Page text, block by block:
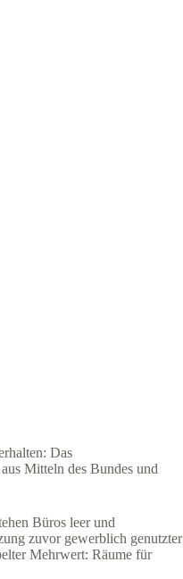
Das
Mitteln des Bundes und
Büros leer und
zuvor gewerblich genutzter
Mehrwert: Räume für